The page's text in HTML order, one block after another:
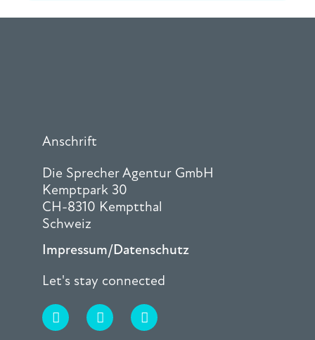
Anschrift
Die Sprecher Agentur GmbH
Kemptpark 30
CH-8310 Kemptthal
Schweiz
Impressum/Datenschutz
Let's stay connected